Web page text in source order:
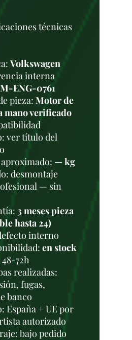
técnicas
Volkswagen
interna
ENG-0761
pieza: Motor de
mano verificado
ver título del
— kg
desmontaje
— sin
3 meses pieza
hasta 24)
interno
en stock
72h
realizadas:
fugas,
banco
España + UE por
autorizado
bajo pedido